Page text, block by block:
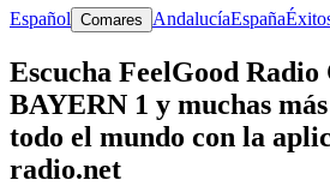
Español Comares AndalucíaEspaña
Escucha FeelGood Radio
BAYERN 1 y muchas
todo el mundo con la
radio.net